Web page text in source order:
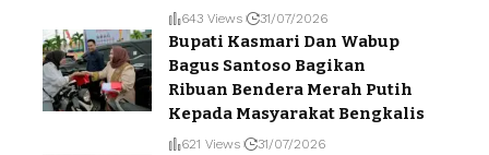
643 Views 31/07/2026
Bupati Kasmari Dan Wabup
Bagus Santoso Bagikan
Ribuan Bendera Merah Putih
Kepada Masyarakat Bengkalis
621 Views 31/07/2026